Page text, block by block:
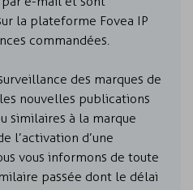
la plateforme Fovea IP
commandées.
des marques de
nouvelles publications
similaires à la marque
l’activation d’une
vous informons de toute
passée dont le délai